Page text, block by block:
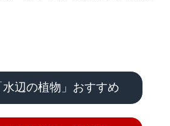
辺の植物」おすすめ